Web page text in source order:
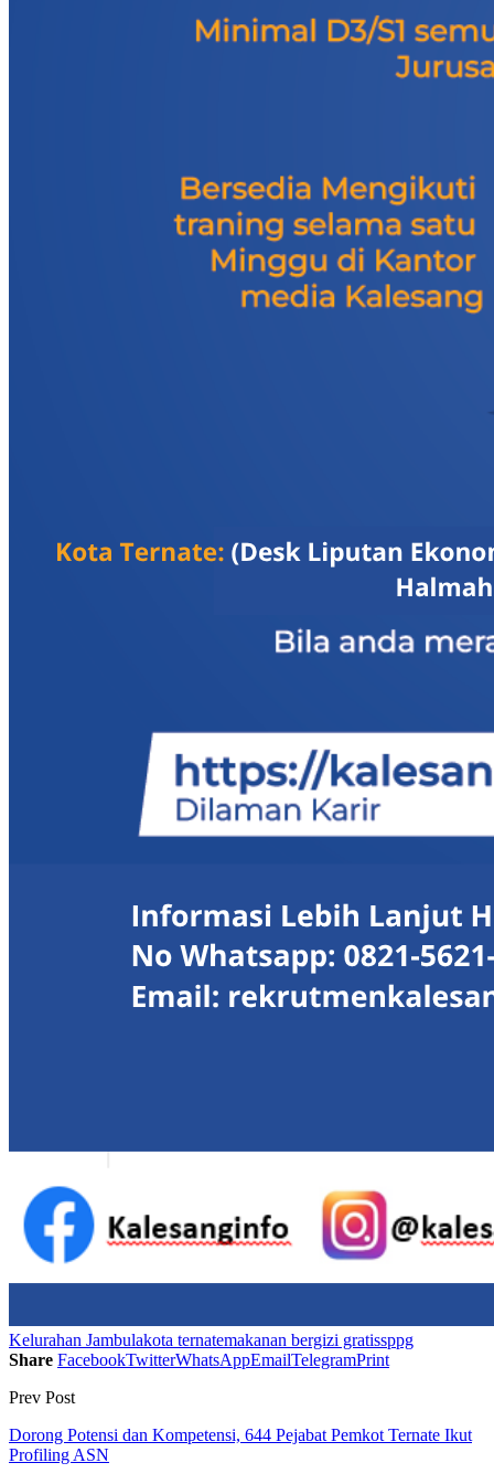
Kelurahan Jambulakota ternatemakanan bergizi gratissppg
Share FacebookTwitterWhatsAppEmailTelegramPrint
Prev Post
Dorong Potensi dan Kompetensi, 644 Pejabat Pemkot Ternate Ikut
Profiling ASN